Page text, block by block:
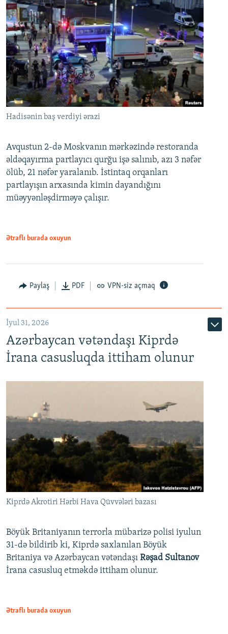
Hadisənin baş verdiyi ərazi
Avqustun 2-də Moskvanın mərkəzində restoranda
əldəqayırma partlayıcı qurğu işə salınıb, azı 3 nəfər
ölüb, 21 nəfər yaralanıb. İstintaq orqanları
partlayışın arxasında kimin dayandığını
müəyyənləşdirməyə çalışır.
Ətraflı burada oxuyun
Paylaş PDF VPN-siz açmaq
İyul 31, 2026
Azərbaycan vətəndaşı Kiprdə
İrana casusluqda ittiham olunur
Kiprdə Akrotiri Hərbi Hava Qüvvələri bazası
Böyük Britaniyanın terrorla mübarizə polisi iyulun
31-də bildirib ki, Kiprdə saxlanılan Böyük
Britaniya və Azərbaycan vətəndaşı Rəşad Sultanov
İrana casusluq etməkdə ittiham olunur.
Ətraflı burada oxuyun